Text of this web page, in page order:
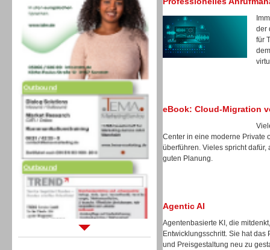
Outbound
Outbound
Sprachdialogsysteme u. Ki/
der
für
eBook: Cloud-Migration
Center in eine moderne Private
überführen. Vieles spricht
guten Planung.
Agentic AI
Agentenbasierte KI, die
Entwicklungsschritt. Sie hat
und Preisgestaltung neu zu